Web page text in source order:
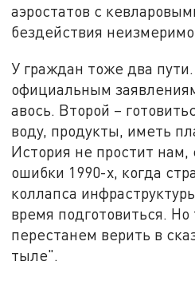
аэростатов с
бездействия
У граждан тоже два
официальным
авось. Второй –
воду, продукты, иметь
История не простит
ошибки 1990-х, когда
коллапса
время подготовиться.
перестанем верить в
тыле".